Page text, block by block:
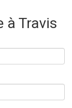
à Travis